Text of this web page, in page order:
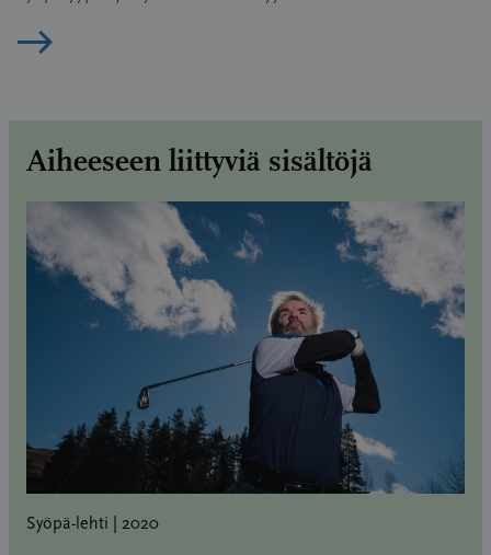
Lue artikkeli
Aiheeseen liittyviä sisältöjä
Syöpä-lehti | 2020